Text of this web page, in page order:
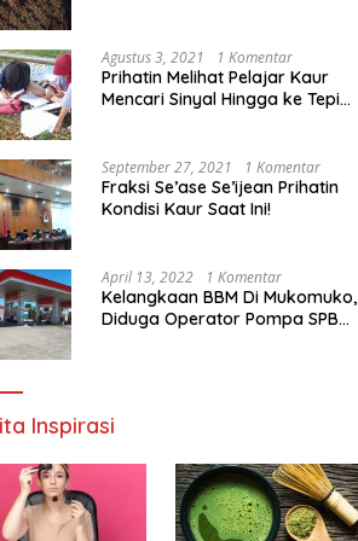
Agustus 3, 2021 1 Komentar
Prihatin Melihat Pelajar Kaur
Mencari Sinyal Hingga ke Tepi
Segera Bertindak
September 27, 2021 1 Komentar
Fraksi Se’ase Se’ijean Prihatin
Kondisi Kaur Saat Ini!
April 13, 2022 1 Komentar
Kelangkaan BBM Di Mukomuko,
Diduga Operator Pompa SPBU
Inspirasi